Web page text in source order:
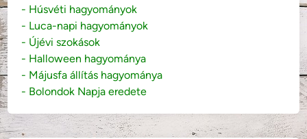
- Húsvéti hagyományok
- Luca-napi hagyományok
- Újévi szokások
- Halloween hagyománya
- Májusfa állítás hagyománya
- Bolondok Napja eredete